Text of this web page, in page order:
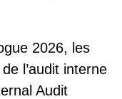
2026, les
l’audit interne
Audit